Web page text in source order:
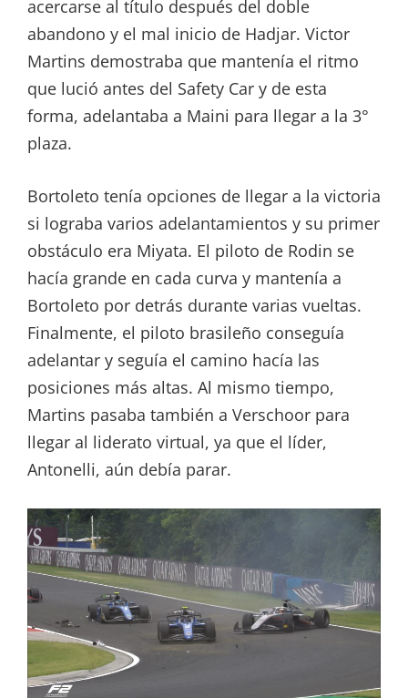
acercarse al título después del doble
abandono y el mal inicio de Hadjar. Victor
Martins demostraba que mantenía el ritmo
que lució antes del Safety Car y de esta
forma, adelantaba a Maini para llegar a la 3°
plaza.
Bortoleto tenía opciones de llegar a la victoria
si lograba varios adelantamientos y su primer
obstáculo era Miyata. El piloto de Rodin se
hacía grande en cada curva y mantenía a
Bortoleto por detrás durante varias vueltas.
Finalmente, el piloto brasileño conseguía
adelantar y seguía el camino hacía las
posiciones más altas. Al mismo tiempo,
Martins pasaba también a Verschoor para
llegar al liderato virtual, ya que el líder,
Antonelli, aún debía parar.